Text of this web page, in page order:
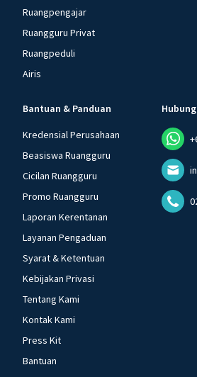
Ruangpengajar
Ruangguru Privat
Ruangpeduli
Airis
Bantuan & Panduan
Kredensial Perusahaan
Beasiswa Ruangguru
Cicilan Ruangguru
Promo Ruangguru
Laporan Kerentanan
Layanan Pengaduan
Syarat & Ketentuan
Kebijakan Privasi
Tentang Kami
Kontak Kami
Press Kit
Bantuan